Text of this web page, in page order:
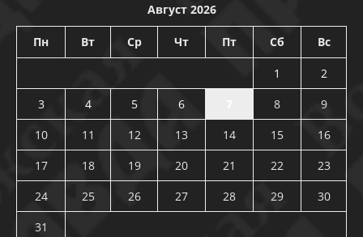
Август 2026
Пн Вт Ср Чт Пт Сб Вс
1
2
3
4 5 6 8
9
10
11 12 13 14 15
16
17
18 19 20 21 22
23
24
25 26 27 28 29
30
31